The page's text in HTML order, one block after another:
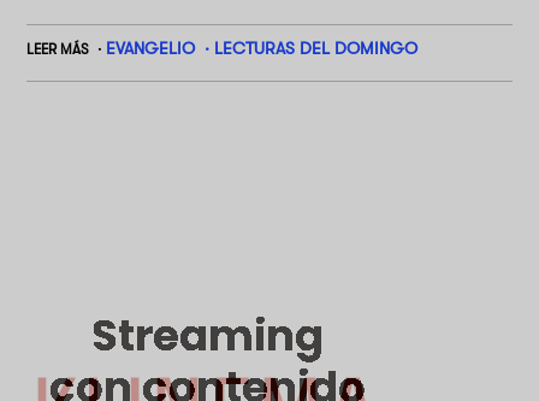
LEER MÁS EVANGELIO LECTURAS DEL DOMINGO